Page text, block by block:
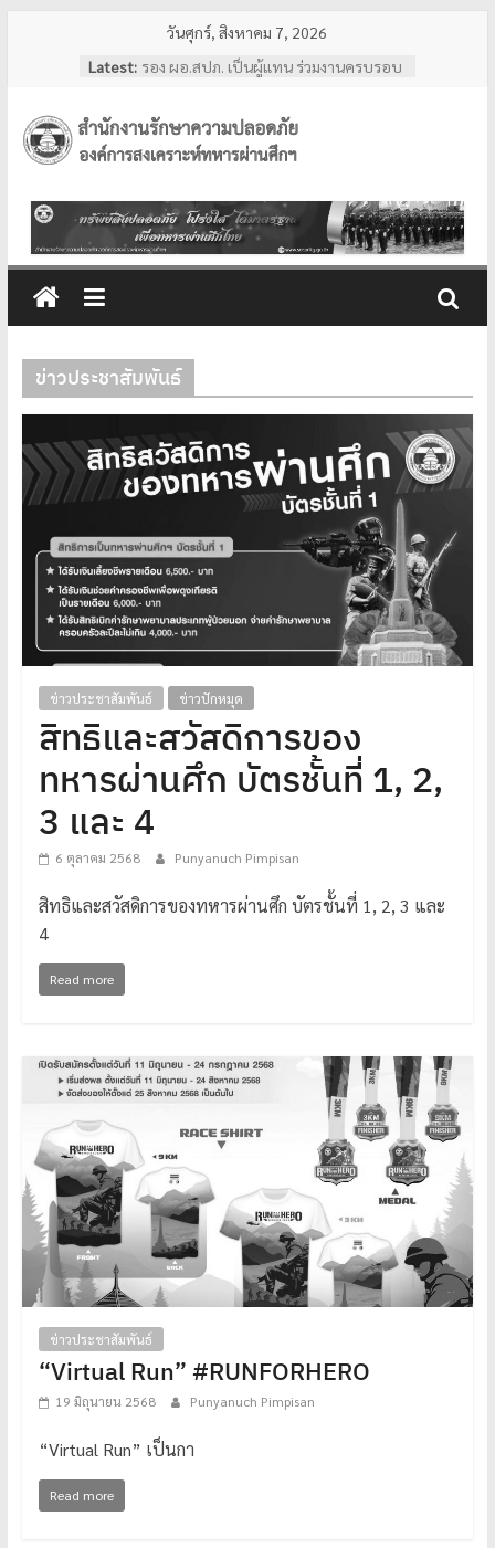
วันศุกร์, สิงหาคม 7, 2026
Latest: รอง ผอ.สปภ. เป็นผู้แทน ร่วมงานครบรอบ
รปภ. ณ ศูนย์การแพทย์ปัญญานันทภิกขุ
ชลประทาน มหาวิทยาลัย
การทงทะเบียน แอป รปภ.สปภ.
เลขานุการ อผศ. และคุณปริศนา กล่ำพินิจ
พร้อมด้วยสื่อมวลชน เข้าเยี่ยมชมสถานฝึก
อบรมหลักสูตรการรักษาความปลอดภัย
รักษาความปลอดภัย ตรวจเยี่ยมการปฏิบัติ
วชิรเบญจทัศ (สวนรถไฟ)
สำนักงาน
รักษา
ความ
ปลอดภัย
อผศ.
ทรัพย์สิน
ปลอดภัย
มาตรฐาน
เพื่อ
ทหารผ่านศึก
ไทย
ข่าวประชาสัมพันธ์
ข่าวประชาสัมพันธ์ ข่าวปักหมุด
สิทธิและสวัสดิการของ
ทหารผ่านศึก บัตรชั้นที่ 1, 2,
3 และ 4
6 ตุลาคม 2568 Punyanuch Pimpisan
สิทธิและสวัสดิการของทหารผ่านศึก บัตรชั้นที่ 1, 2, 3 และ
4
Read more
ข่าวประชาสัมพันธ์
“Virtual Run” #RUNFORHERO
19 มิถุนายน 2568 Punyanuch Pimpisan
“Virtual Run” เป็นกา
Read more